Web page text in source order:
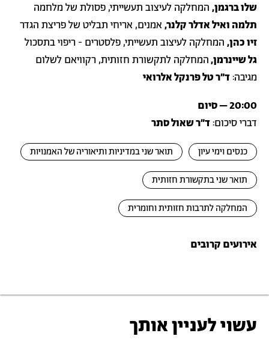
שלו ברגמן, המחלקה לעיצוב תעשייתי, פסולת של מלחמה
תלמה ואיל אדלר קלנר,אמנים, אריחי תבליט של פריצת הגדר
זיו כהן, המחלקה לעיצוב תעשייתי, פלסטרים - ריפוי בתסכול
גל שיינרמן,המחלקה לתקשורת חזותית, רקוויאם לשלום
מגיבה:ד״ר טל פרנקל אלרואי
20:00 – סיום
דברי סיכום:ד״ר שאול סתר
כנסים וימי עיון תואר שני במדיניות ותיאוריה של האמנויות
תואר שני בתקשורת חזותית
המחלקה לתרבות חזותית וחומרית
אירועים קרובים
עשוי לעניין אותך